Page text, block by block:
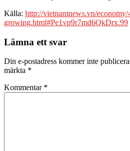
Källa: http://vietnamnews.vn/
growing.html#Pe1vp9r7md6QkDrx.99
Lämna ett svar
Din e-postadress kommer inte
märkta *
Kommentar *